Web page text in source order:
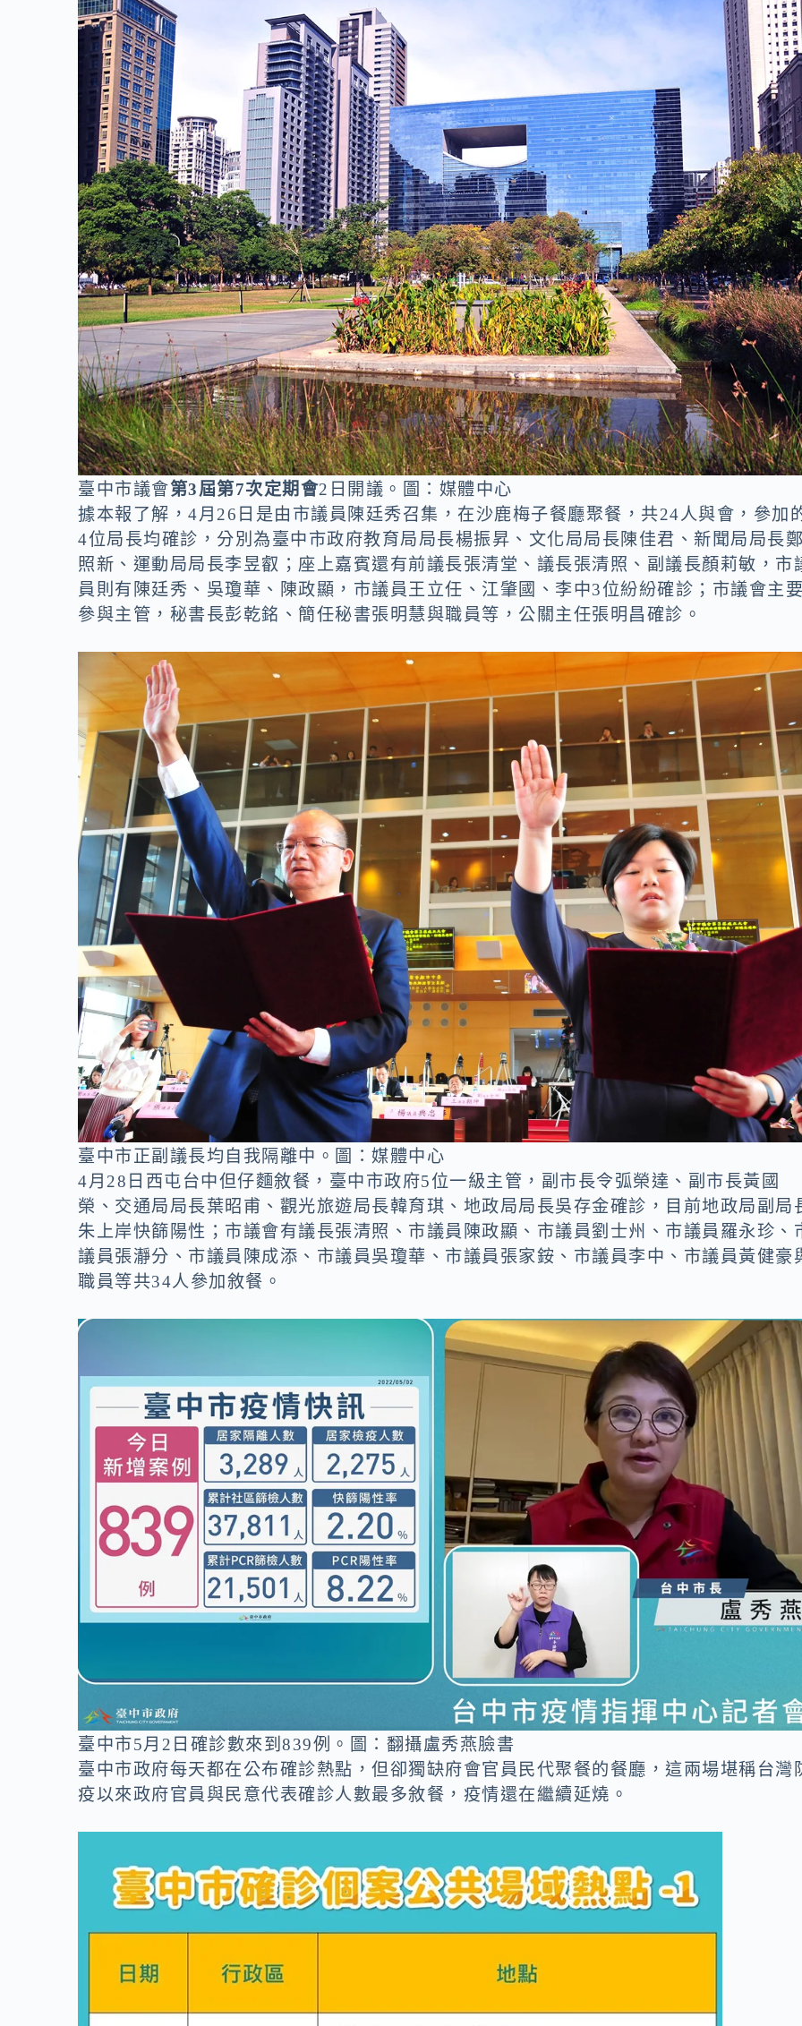
臺中市議會第3屆第7次定期會2日開議。圖：媒體中心
據本報了解，4月26日是由市議員陳廷秀召集，在沙鹿梅子餐廳聚餐，共24人與會，參加
4位局長均確診，分別為臺中市政府教育局局長楊振昇、文化局局長陳佳君、新聞局局長
照新、運動局局長李昱叡；座上嘉賓還有前議長張清堂、議長張清照、副議長顏莉敏，市
員則有陳廷秀、吳瓊華、陳政顯，市議員王立任、江肇國、李中3位紛紛確診；市議會主
參與主管，秘書長彭乾銘、簡任秘書張明慧與職員等，公關主任張明昌確診。
臺中市正副議長均自我隔離中。圖：媒體中心
4月28日西屯台中但仔麵敘餐，臺中市政府5位一級主管，副市長令弧榮達、副市長黃國
榮、交通局局長葉昭甫、觀光旅遊局長韓育琪、地政局局長吳存金確診，目前地政局副局
朱上岸快篩陽性；市議會有議長張清照、市議員陳政顯、市議員劉士州、市議員羅永珍、
議員張瀞分、市議員陳成添、市議員吳瓊華、市議員張家銨、市議員李中、市議員黃健豪
職員等共34人參加敘餐。
臺中市5月2日確診數來到839例。圖：翻攝盧秀燕臉書
臺中市政府每天都在公布確診熱點，但卻獨缺府會官員民代聚餐的餐廳，這兩場堪稱台灣
疫以來政府官員與民意代表確診人數最多敘餐，疫情還在繼續延燒。